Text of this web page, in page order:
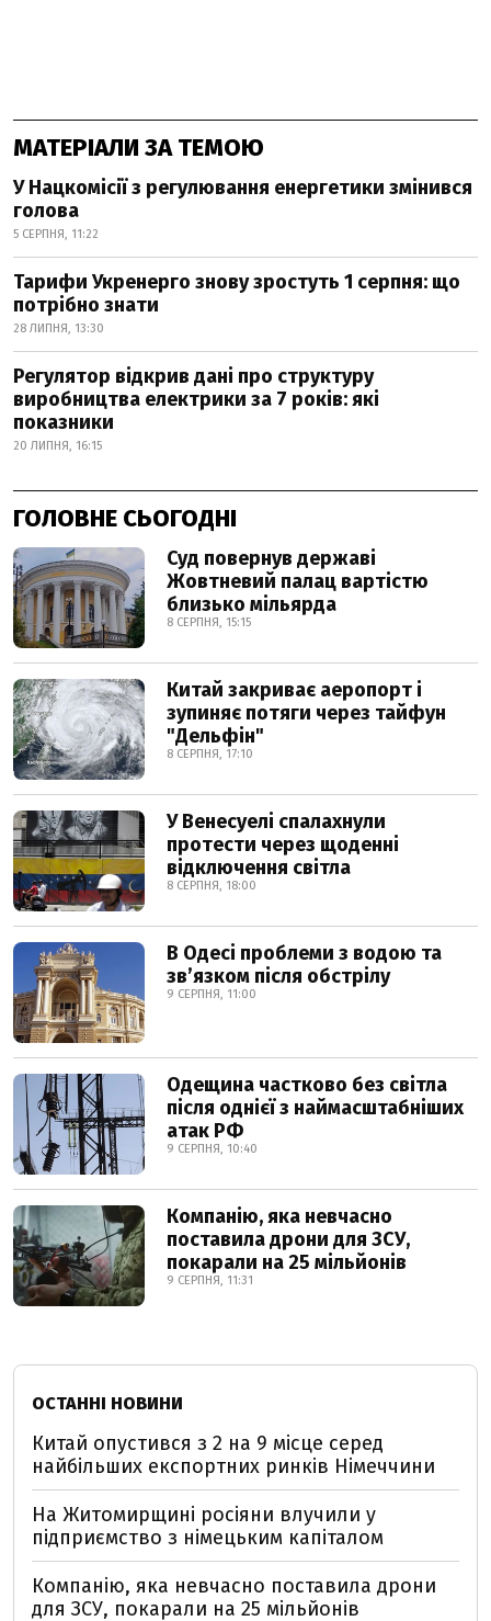
МАТЕРІАЛИ ЗА ТЕМОЮ
У Нацкомісії з регулювання енергетики змінився
голова
5 СЕРПНЯ, 11:22
Тарифи Укренерго знову зростуть 1 серпня: що
потрібно знати
28 ЛИПНЯ, 13:30
Регулятор відкрив дані про структуру
виробництва електрики за 7 років: які
показники
20 ЛИПНЯ, 16:15
ГОЛОВНЕ СЬОГОДНІ
Суд повернув державі
Жовтневий палац вартістю
близько мільярда
8 СЕРПНЯ, 15:15
Китай закриває аеропорт і
зупиняє потяги через тайфун
"Дельфін"
8 СЕРПНЯ, 17:10
У Венесуелі спалахнули
протести через щоденні
відключення світла
8 СЕРПНЯ, 18:00
В Одесі проблеми з водою та
звʼязком після обстрілу
9 СЕРПНЯ, 11:00
Одещина частково без світла
після однієї з наймасштабніших
атак РФ
9 СЕРПНЯ, 10:40
Компанію, яка невчасно
поставила дрони для ЗСУ,
покарали на 25 мільйонів
9 СЕРПНЯ, 11:31
ОСТАННІ НОВИНИ
Китай опустився з 2 на 9 місце серед
найбільших експортних ринків Німеччини
На Житомирщині росіяни влучили у
підприємство з німецьким капіталом
Компанію, яка невчасно поставила дрони
для ЗСУ, покарали на 25 мільйонів